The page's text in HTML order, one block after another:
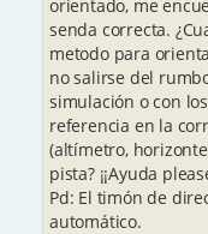
orientado, me
senda correcta.
metodo para
no salirse del
simulación o con
referencia en la
(altímetro,
pista? ¡¡Ayuda
Pd: El timón de
automático.